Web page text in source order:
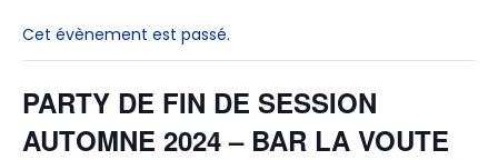
Cet évènement est passé.
PARTY DE FIN DE SESSION
AUTOMNE 2024 – BAR LA VOUTE